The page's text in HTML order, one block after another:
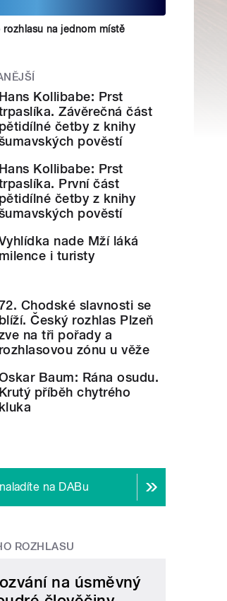
na jednom místě
Hans Kollibabe: Prst
Závěrečná část
pětidílné četby z knihy
pověstí
Hans Kollibabe: Prst
První část
pětidílné četby z knihy
pověstí
nade Mží láká
milence i turisty
Chodské slavnosti se
blíží. Český rozhlas Plzeň
na tři pořady a
rozhlasovou zónu u věže
Baum: Rána osudu.
Krutý příběh chytrého
kluka
na DABu
ROZHLASU
na úsměvný